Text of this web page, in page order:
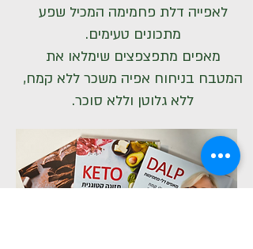
לאפייה דלת פחמימה המכיל שפע
מתכונים טעימים.
מאפים מתפצפצים שימלאו את
המטבח בניחוח אפיה משכר ללא קמח,
ללא גלוטן וללא סוכר.